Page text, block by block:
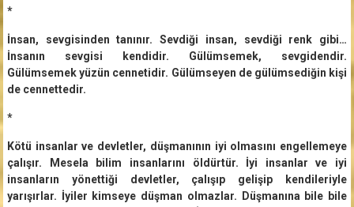
*
İnsan, sevgisinden tanınır. Sevdiği insan, sevdiği renk gibi…
İnsanın sevgisi kendidir. Gülümsemek, sevgidendir.
Gülümsemek yüzün cennetidir. Gülümseyen de gülümsediğin kişi
de cennettedir.
*
Kötü insanlar ve devletler, düşmanının iyi olmasını engellemeye
çalışır. Mesela bilim insanlarını öldürtür. İyi insanlar ve iyi
insanların yönettiği devletler, çalışıp gelişip kendileriyle
yarışırlar. İyiler kimseye düşman olmazlar. Düşmanına bile bile